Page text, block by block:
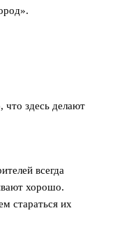
здесь делают
всегда
хорошо.
стараться их